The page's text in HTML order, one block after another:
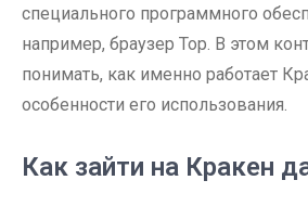
специального программного
например, браузер Тор. В этом
понимать, как именно работает
особенности его использования.
Как зайти на Кракен